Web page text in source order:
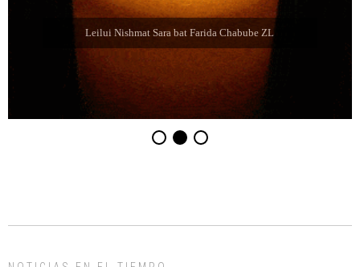
Leilui Nishmat Sara bat Farida Chabube ZL